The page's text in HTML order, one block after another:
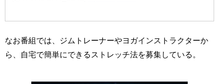
なお番組では、ジムトレーナーやヨガインストラクターか
ら、自宅で簡単にできるストレッチ法を募集している。